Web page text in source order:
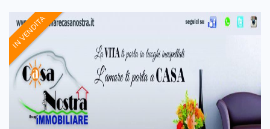
IN VENDITA